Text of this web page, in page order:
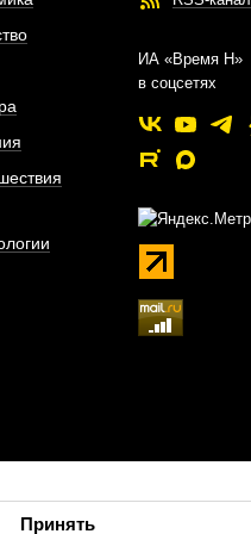
ИА «Время Н»
в соцсетях
Принять